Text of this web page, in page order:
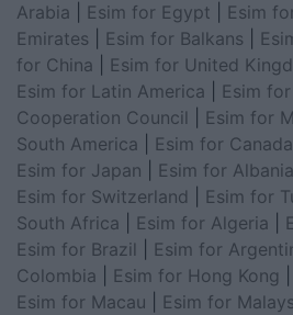
Arabia
Esim for Egypt
Esim
Emirates
Esim for Balkans
for China
Esim for United
Esim for Latin America
Esim
Cooperation Council
Esim for
South America
Esim for Canada
Esim for Japan
Esim for Albania
Esim for Switzerland
Esim for
South Africa
Esim for Algeria
Esim for Brazil
Esim for
Colombia
Esim for Hong Kong
Esim for Macau
Esim for